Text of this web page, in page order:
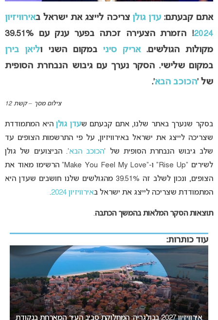
אתם קבעתם: עדן גולןצריכה לייצג את ישראל באירוויזיון
2024
!
הזמרת הצעירה זכתה בפער ענק עם 39.51%
מקולות הגולשים. אריק סיניבמקום השני וליאן בירן
במקום שלישי. הסקר נערך עם גיבוש הנבחרת הסופית
של ‘ הכוכב הבא‘.
צילום מסך – קשת 12
בסקר שנערך באתר שלנו, אתם קבעתם שעדן גולןהיא המתמודדת
שצריכה לייצג את ישראל באירוויזיון, על פי התרשמות הצופים עד
שלב גיבוש הנבחרת הסופית של ‘
הכוכב הבא‘. הביצועים של גולן
לשירים “Rise Up” ו-“Make You Feel My Love” הרשימו מאוד את
הצופים, ונכון לשלב זה 39.51% מהגולשים שלנו חושבים שעדן היא
המתמודדת שצריכה לייצג את ישראל באירוויזיון 2024 .
תוצאות הסקר המלאות בהמשך הכתבה.
עוד כותרות: